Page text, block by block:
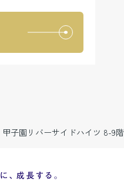
甲子園リバーサイドハイツ 8-9階